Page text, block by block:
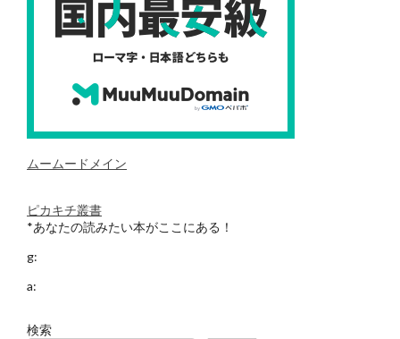
ムームードメイン
ピカキチ叢書
*あなたの読みたい本がここにある！
g:
a:
検索